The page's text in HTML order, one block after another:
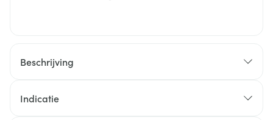
Beschrijving
Indicatie